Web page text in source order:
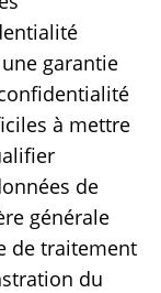
garantie
à mettre
de
générale
de traitement
du